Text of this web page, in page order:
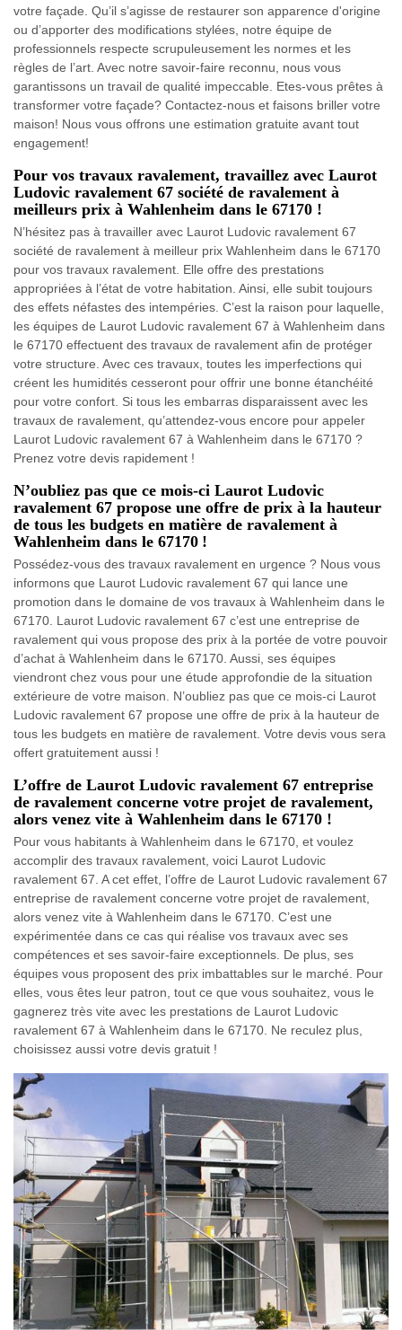
votre façade. Qu’il s’agisse de restaurer son apparence d'origine
ou d’apporter des modifications stylées, notre équipe de
professionnels respecte scrupuleusement les normes et les
règles de l’art. Avec notre savoir-faire reconnu, nous vous
garantissons un travail de qualité impeccable. Etes-vous prêtes à
transformer votre façade? Contactez-nous et faisons briller votre
maison! Nous vous offrons une estimation gratuite avant tout
engagement!
Pour vos travaux ravalement, travaillez avec Laurot
Ludovic ravalement 67 société de ravalement à
meilleurs prix à Wahlenheim dans le 67170 !
N’hésitez pas à travailler avec Laurot Ludovic ravalement 67
société de ravalement à meilleur prix Wahlenheim dans le 67170
pour vos travaux ravalement. Elle offre des prestations
appropriées à l’état de votre habitation. Ainsi, elle subit toujours
des effets néfastes des intempéries. C’est la raison pour laquelle,
les équipes de Laurot Ludovic ravalement 67 à Wahlenheim dans
le 67170 effectuent des travaux de ravalement afin de protéger
votre structure. Avec ces travaux, toutes les imperfections qui
créent les humidités cesseront pour offrir une bonne étanchéité
pour votre confort. Si tous les embarras disparaissent avec les
travaux de ravalement, qu’attendez-vous encore pour appeler
Laurot Ludovic ravalement 67 à Wahlenheim dans le 67170 ?
Prenez votre devis rapidement !
N’oubliez pas que ce mois-ci Laurot Ludovic
ravalement 67 propose une offre de prix à la hauteur
de tous les budgets en matière de ravalement à
Wahlenheim dans le 67170 !
Possédez-vous des travaux ravalement en urgence ? Nous vous
informons que Laurot Ludovic ravalement 67 qui lance une
promotion dans le domaine de vos travaux à Wahlenheim dans le
67170. Laurot Ludovic ravalement 67 c’est une entreprise de
ravalement qui vous propose des prix à la portée de votre pouvoir
d’achat à Wahlenheim dans le 67170. Aussi, ses équipes
viendront chez vous pour une étude approfondie de la situation
extérieure de votre maison. N’oubliez pas que ce mois-ci Laurot
Ludovic ravalement 67 propose une offre de prix à la hauteur de
tous les budgets en matière de ravalement. Votre devis vous sera
offert gratuitement aussi !
L’offre de Laurot Ludovic ravalement 67 entreprise
de ravalement concerne votre projet de ravalement,
alors venez vite à Wahlenheim dans le 67170 !
Pour vous habitants à Wahlenheim dans le 67170, et voulez
accomplir des travaux ravalement, voici Laurot Ludovic
ravalement 67. A cet effet, l’offre de Laurot Ludovic ravalement 67
entreprise de ravalement concerne votre projet de ravalement,
alors venez vite à Wahlenheim dans le 67170. C’est une
expérimentée dans ce cas qui réalise vos travaux avec ses
compétences et ses savoir-faire exceptionnels. De plus, ses
équipes vous proposent des prix imbattables sur le marché. Pour
elles, vous êtes leur patron, tout ce que vous souhaitez, vous le
gagnerez très vite avec les prestations de Laurot Ludovic
ravalement 67 à Wahlenheim dans le 67170. Ne reculez plus,
choisissez aussi votre devis gratuit !